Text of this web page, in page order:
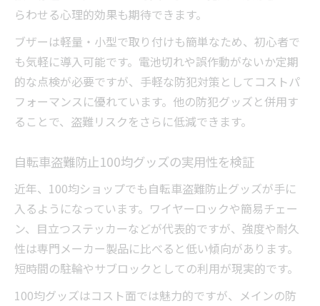
らわせる心理的効果も期待できます。
ブザーは軽量・小型で取り付けも簡単なため、初心者で
も気軽に導入可能です。電池切れや誤作動がないか定期
的な点検が必要ですが、手軽な防犯対策としてコストパ
フォーマンスに優れています。他の防犯グッズと併用す
ることで、盗難リスクをさらに低減できます。
自転車盗難防止100均グッズの実用性を検証
近年、100均ショップでも自転車盗難防止グッズが手に
入るようになっています。ワイヤーロックや簡易チェー
ン、目立つステッカーなどが代表的ですが、強度や耐久
性は専門メーカー製品に比べると低い傾向があります。
短時間の駐輪やサブロックとしての利用が現実的です。
100均グッズはコスト面では魅力的ですが、メインの防